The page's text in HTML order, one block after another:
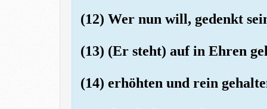
(12) Wer nun will, gedenkt
(13) (Er steht) auf in Ehren
(14) erhöhten und rein